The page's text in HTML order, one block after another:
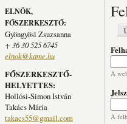
ELNÖK,
FŐSZERKESZTŐ:
Gyöngyösi Zsuzsanna
+ 36 30 525 6745
elnok@kame.hu
FŐSZERKESZTŐ-
HELYETTES:
Hollósi-Simon István
Takács Mária
takacs55@gmail.com
A
A